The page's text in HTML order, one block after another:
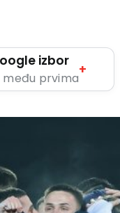
izbor
među prvima
+